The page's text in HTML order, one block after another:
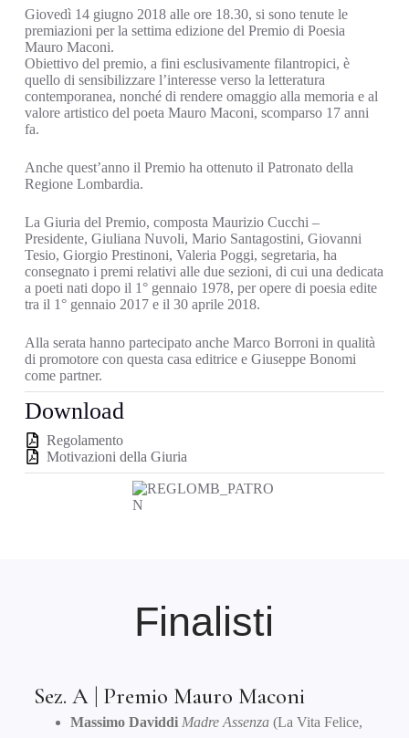
Giovedì 14 giugno 2018 alle ore 18.30, si sono tenute le
premiazioni per la settima edizione del Premio di Poesia
Mauro Maconi.
Obiettivo del premio, a fini esclusivamente filantropici, è
quello di sensibilizzare l’interesse verso la letteratura
contemporanea, nonché di rendere omaggio alla memoria e al
valore artistico del poeta Mauro Maconi, scomparso 17 anni
fa.
Anche quest’anno il Premio ha ottenuto il Patronato della
Regione Lombardia.
La Giuria del Premio, composta Maurizio Cucchi –
Presidente, Giuliana Nuvoli, Mario Santagostini, Giovanni
Tesio, Giorgio Prestinoni, Valeria Poggi, segretaria, ha
consegnato i premi relativi alle due sezioni, di cui una dedicata
a poeti nati dopo il 1° gennaio 1978, per opere di poesia edite
tra il 1° gennaio 2017 e il 30 aprile 2018.
Alla serata hanno partecipato anche Marco Borroni in qualità
di promotore con questa casa editrice e Giuseppe Bonomi
come partner.
Download
Regolamento
Motivazioni della Giuria
Finalisti
Sez. A | Premio Mauro Maconi
Massimo Daviddi Madre Assenza(La Vita Felice,